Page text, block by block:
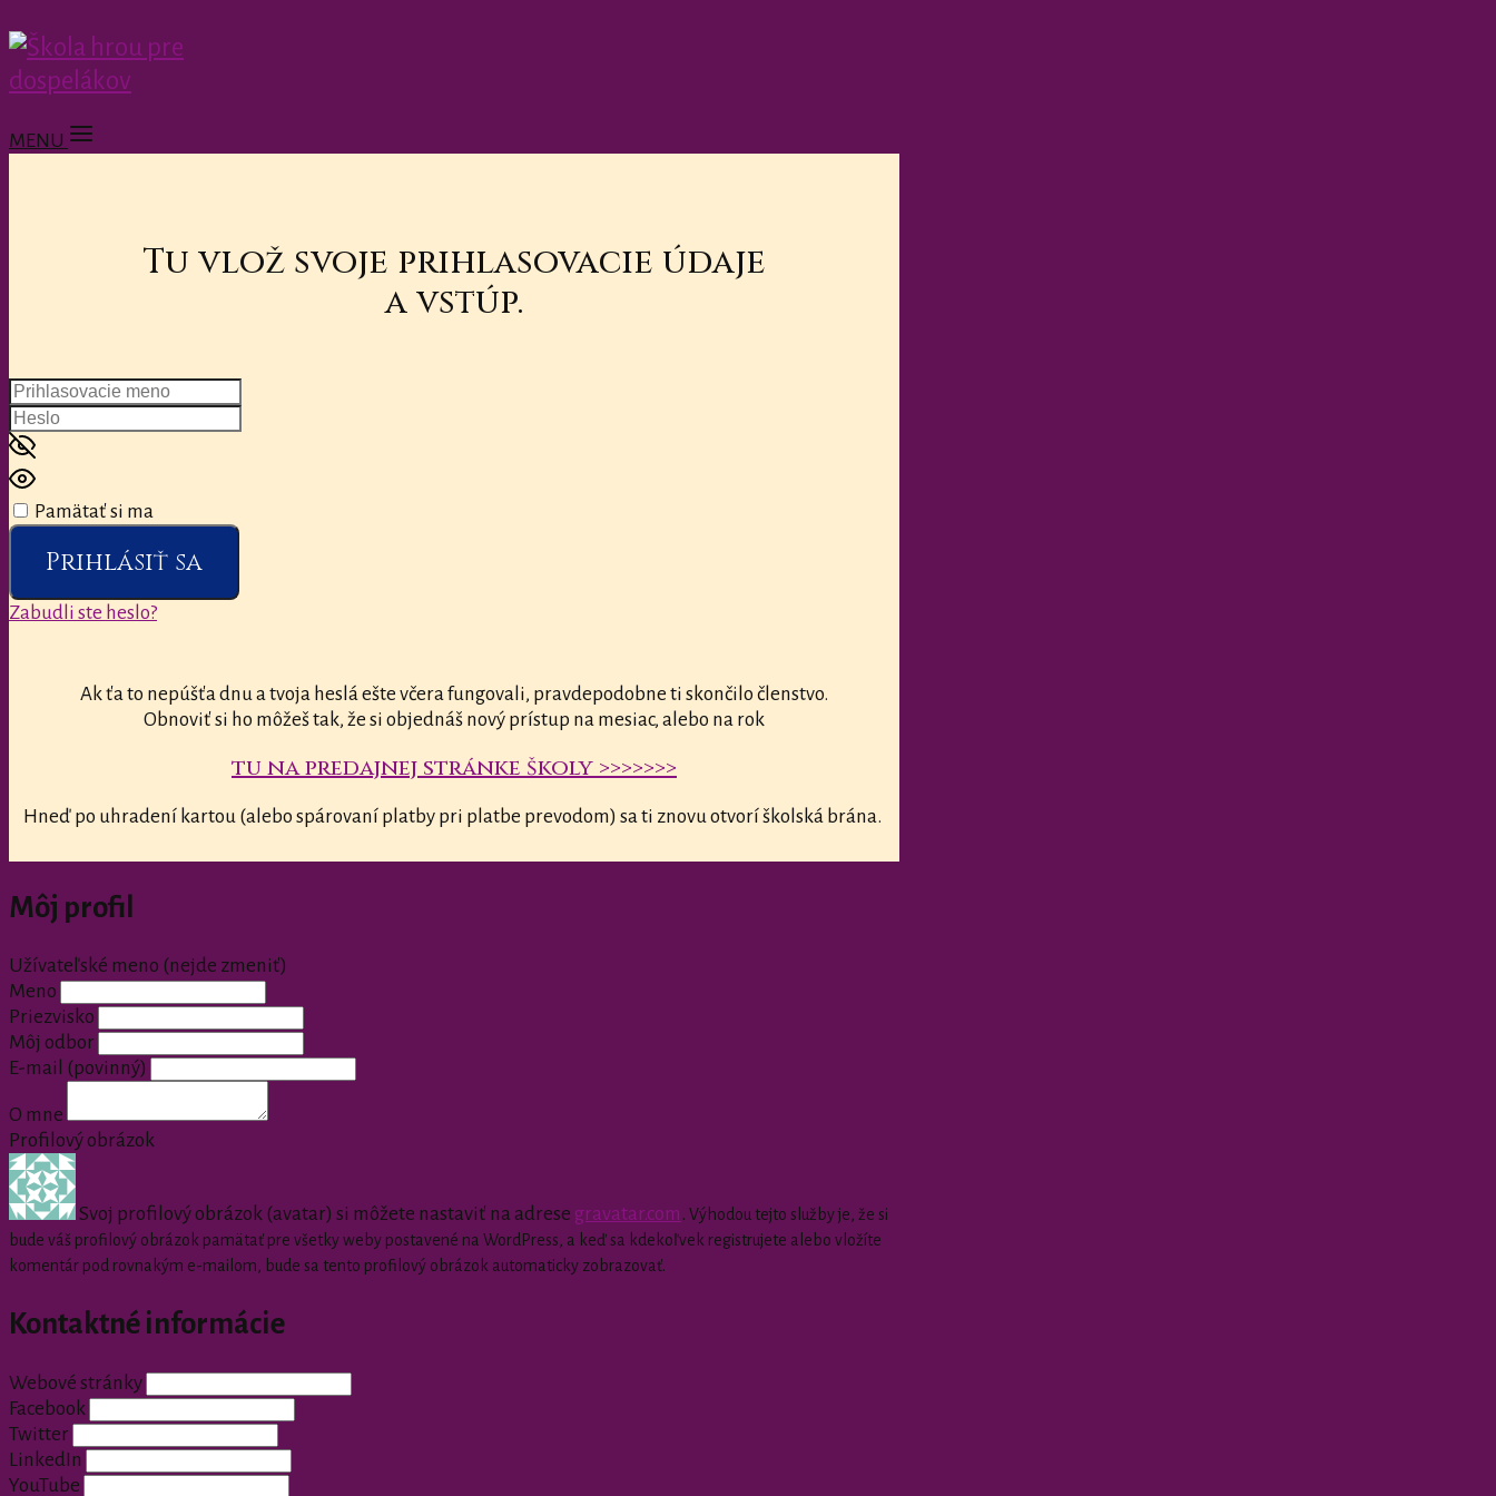
MENU
Tu vlož svoje prihlasovacie údaje
a vstúp.
Pamätať si ma
Prihlásiť sa
Zabudli ste heslo?
Ak ťa to nepúšťa dnu a tvoja heslá ešte včera fungovali, pravdepodobne ti skončilo členstvo.
Obnoviť si ho môžeš tak, že si objednáš nový prístup na mesiac, alebo na rok
tu na predajnej stránke školy >>>>>>>
Hneď po uhradení kartou (alebo spárovaní platby pri platbe prevodom) sa ti znovu otvorí školská brána.
Môj profil
Užívateľské meno (nejde zmeniť)
Meno
Priezvisko
Môj odbor
E-mail
(povinný)
O mne
Profilový obrázok
Svoj profilový obrázok (avatar) si môžete nastaviť na adrese gravatar.com . Výhodou tejto služby je, že si
bude váš profilový obrázok pamätať pre všetky weby postavené na WordPress, a keď sa kdekoľvek registrujete alebo vložíte
komentár pod rovnakým e-mailom, bude sa tento profilový obrázok automaticky zobrazovať.
Kontaktné informácie
Webové stránky
Facebook
Twitter
LinkedIn
YouTube